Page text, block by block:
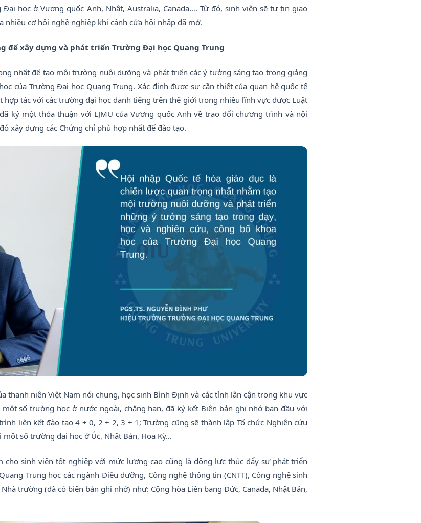
Đại học ở Vương quốc Anh, Nhật, Australia, Canada…. Từ đó, sinh viên sẽ tự tin giao
cơ hội nghề nghiệp khi cánh cửa hội nhập đã mở.
để xây dựng và phát triển Trường Đại học Quang Trung
nhất để tạo môi trường nuôi dưỡng và phát triển các ý tưởng sáng tạo trong giảng
của Trường Đại học Quang Trung. Xác định được sự cần thiết của quan hệ quốc tế
tác với các trường đại học danh tiếng trên thế giới trong nhiều lĩnh vực được Luật
ký một thỏa thuận với LJMU của Vương quốc Anh về trao đổi chương trình và nội
xây dựng các Chứng chỉ phù hợp nhất để đào tạo.
thanh niên Việt Nam nói chung, học sinh Bình Định và các tỉnh lân cận trong khu vực
số trường học ở nước ngoài, chẳng hạn, đã ký kết Biên bản ghi nhớ ban đầu với
liên kết đào tạo 4 + 0, 2 + 2, 3 + 1; Trường cũng sẽ thành lập Tổ chức Nghiên cứu
số trường đại học ở Úc, Nhật Bản, Hoa Kỳ…
cho sinh viên tốt nghiệp với mức lương cao cũng là động lực thúc đẩy sự phát triển
Trung học các ngành Điều dưỡng, Công nghệ thông tin (CNTT), Công nghệ sinh
trường (đã có biên bản ghi nhớ) như: Cộng hòa Liên bang Đức, Canada, Nhật Bản,